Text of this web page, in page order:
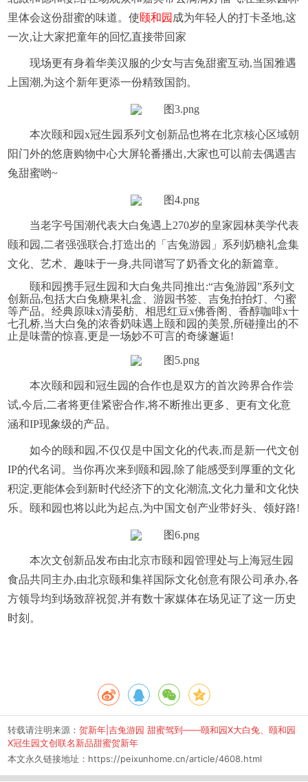
里体会这份甜蜜的味道。使颐和园 成为年轻人的打卡圣地,这
一次,让大家把童年的回忆直接带回家
现场更有身着华美汉服的少女与吉兔甜蜜互动,当国雅遇
上国潮,为这个新年更添一份精致国韵。
本次颐和园x冠生园系列文创新品也将在北京核心区域朝
阳门外的悠唐购物中心大屏轮番播出,大家也可以前去偶遇吉
兔甜蜜哟~
当老字号国潮代表大白兔遇上270岁的皇家园林美学代表
颐和园,二者强强联合,打造出的「吉兔游园」系列奶糖礼盒集
文化、艺术、趣味于一身,共同谱写了奶香文化的新篇章。
颐和园携手冠生园和大白兔共同推出:“吉兔游园”系列文
创新品,包括大白兔糖果礼盒、游园书签、吉兔拍拍灯、勺蜜
等产品。经典原味x清晏舫、相思红豆x佛香阁、香醇咖啡x十
七孔桥,当大白兔的浓香奶味遇上颐和园的美景,所碰撞出的不
止是味蕾的惊喜,更是一场妙不可言的奇缘邂逅!
本次颐和园和冠生园的合作也是双方的首次跨界合作尝
试,今后,二者将更佳紧密合作,将不断推出更多、更有文化意
涵和IP现象级的产品。
如今的颐和园,不仅仅是中国文化的代表,而是新一代文创
IP的代名词。当你再次来到颐和园,除了能感受到厚重的文化
积淀,更能体会到新时代经济下的文化潮流,文化力量和文化快
乐。颐和园也将以此为起点,为中国文创产业带好头、领好路!
本次文创新品发布由北京市颐和园管理处与上海冠生园
食品共同主办,由北京颐和集祥国际文化创意有限公司承办,各
方领导均到场致辞祝贺,并有数十家媒体在场见证了这一历史
时刻。
转载请注明来源： 贺新年|吉兔游园 甜蜜驾到——颐和园X大白兔、颐和园
X冠生园文创联名新品甜蜜贺新年
本文永久链接地址： https://peixunhome.cn/article/4608.html